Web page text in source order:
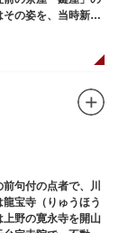
の姿を、当時新し
句付の点者で、川
宝寺（りゅうほう
上野の寛永寺を開山